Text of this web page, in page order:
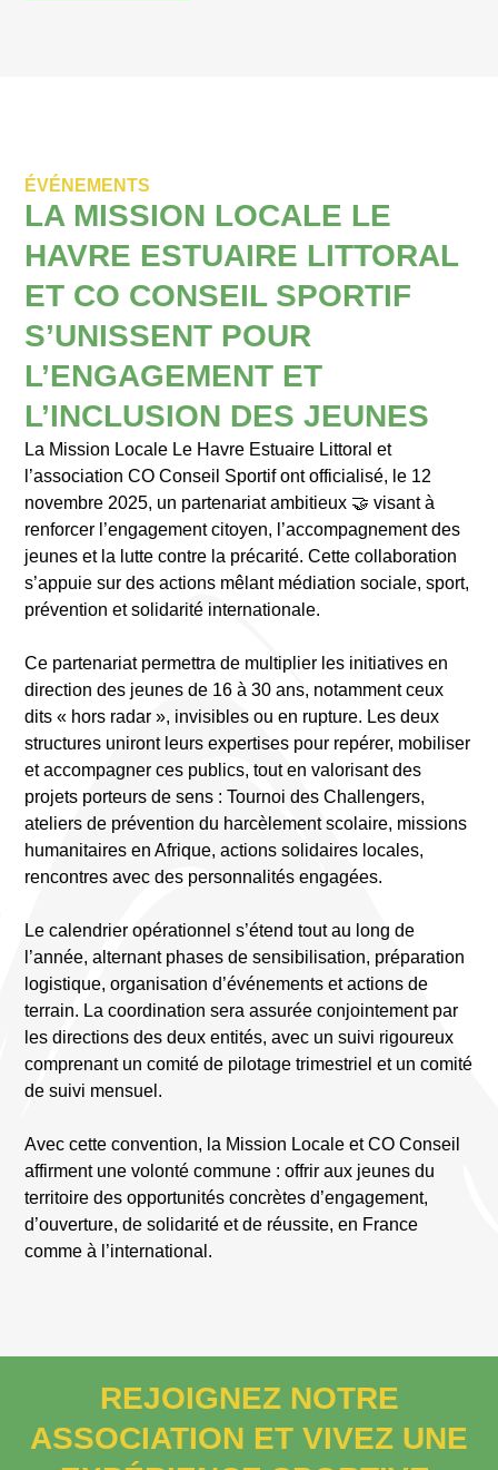
ÉVÉNEMENTS
LA MISSION LOCALE LE
HAVRE ESTUAIRE LITTORAL
ET CO CONSEIL SPORTIF
S’UNISSENT POUR
L’ENGAGEMENT ET
L’INCLUSION DES JEUNES
La Mission Locale Le Havre Estuaire Littoral et
l’association CO Conseil Sportif ont officialisé, le 12
novembre 2025, un partenariat ambitieux 🤝 visant à
renforcer l’engagement citoyen, l’accompagnement des
jeunes et la lutte contre la précarité. Cette collaboration
s’appuie sur des actions mêlant médiation sociale, sport,
prévention et solidarité internationale.
Ce partenariat permettra de multiplier les initiatives en
direction des jeunes de 16 à 30 ans, notamment ceux
dits « hors radar », invisibles ou en rupture. Les deux
structures uniront leurs expertises pour repérer, mobiliser
et accompagner ces publics, tout en valorisant des
projets porteurs de sens : Tournoi des Challengers,
ateliers de prévention du harcèlement scolaire, missions
humanitaires en Afrique, actions solidaires locales,
rencontres avec des personnalités engagées.
Le calendrier opérationnel s’étend tout au long de
l’année, alternant phases de sensibilisation, préparation
logistique, organisation d’événements et actions de
terrain. La coordination sera assurée conjointement par
les directions des deux entités, avec un suivi rigoureux
comprenant un comité de pilotage trimestriel et un comité
de suivi mensuel.
Avec cette convention, la Mission Locale et CO Conseil
affirment une volonté commune : offrir aux jeunes du
territoire des opportunités concrètes d’engagement,
d’ouverture, de solidarité et de réussite, en France
comme à l’international.
REJOIGNEZ NOTRE
ASSOCIATION ET VIVEZ UNE